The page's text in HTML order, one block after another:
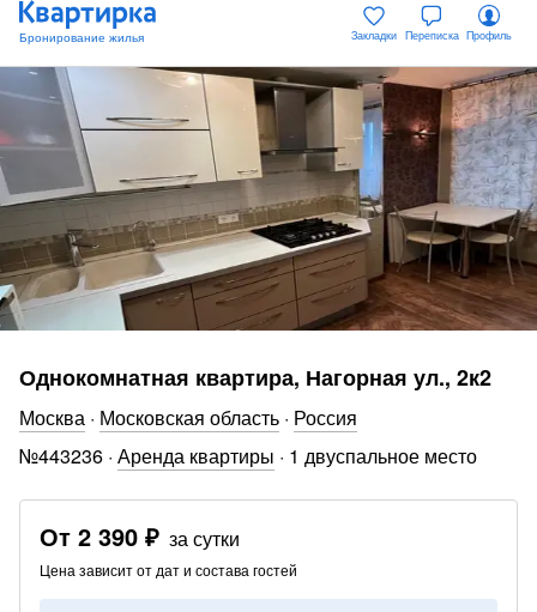
Закладки Переписка Профиль
Однокомнатная квартира, Нагорная ул., 2к2
Москва · Московская область · Россия
№443236 · Аренда квартиры · 1 двуспальное место
От 2 390 ₽ за сутки
Цена зависит от дат и состава гостей